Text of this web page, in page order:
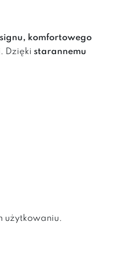
komfortowego
. Dzięki starannemu
użytkowaniu.